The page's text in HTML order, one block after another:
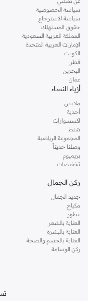
جمبسوت طويل:
بديل أنيق
لإضفاء لمسة أنيقة مسائية.
بلاي سوت بتصميم لف:
جذاب
بلاي سوت بأزرار أمامية:
بلاي سوت مكشوف الكتفين:
الأنيقة.
أقمشة وتشطيبات
أقمشة خفيفة:
مثالية
الانسيابي.
خامات بنقوش:
ابحثي عن
الدوبي.
طباعات زاهية:
تميزي بنقوش
ألوان سادة:
خيارات
التنسيق.
تنسيق متعدد الاستخدامات
البلاي سوت قطعة متعددة
إطلالة يومية كاجوال:
نسقي
لمظهر مريح.
اختاري
سياسة الخصوصية
سياسة الاسترجاع
حقوق المستهلك
المملكة العربية السعودية
الإمارات العربية المتحدة
الكويت
قطر
البحرين
عمان
أزياء النساء
ملابس
أحذية
اكسسوارات
شنط
المجموعة الرياضية
وصلنا حديثاً
بريميوم
تخفيضات
ركن الجمال
جديد الجمال
مكياج
عطور
العناية بالشعر
العناية بالبشرة
العناية بالجسم والصحة
ركن الوسامة